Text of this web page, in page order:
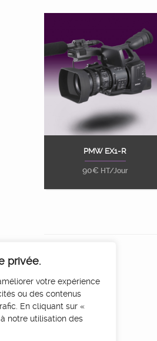
privée.
votre expérience
ou des contenus
En cliquant sur «
notre utilisation des
Ajouter au panier
PMW EX1-R
90€ HT/Jour